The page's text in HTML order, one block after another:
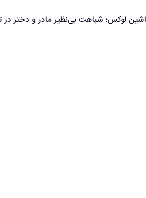
لوکس؛ شباهت بی‌نظیر مادر و دختر در